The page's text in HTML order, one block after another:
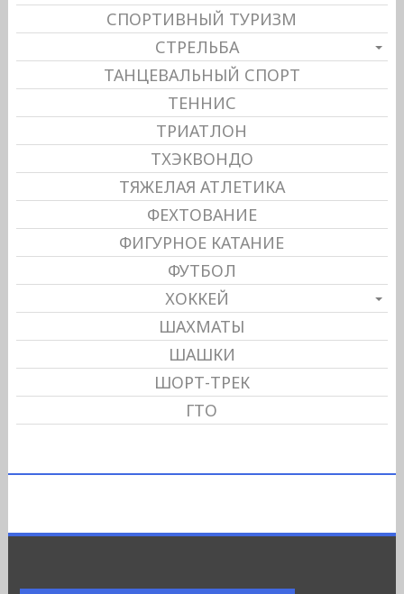
СПОРТИВНЫЙ ТУРИЗМ
СТРЕЛЬБА
ТАНЦЕВАЛЬНЫЙ СПОРТ
ТЕННИС
ТРИАТЛОН
ТХЭКВОНДО
ТЯЖЕЛАЯ АТЛЕТИКА
ФЕХТОВАНИЕ
ФИГУРНОЕ КАТАНИЕ
ФУТБОЛ
ХОККЕЙ
ШАХМАТЫ
ШАШКИ
ШОРТ-ТРЕК
ГТО